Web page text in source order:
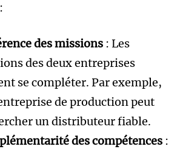
des missions : Les
des deux entreprises
se compléter. Par exemple,
de production peut
un distributeur fiable.
des compétences :